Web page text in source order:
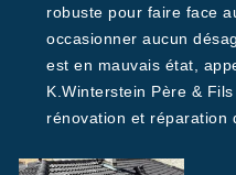
robuste pour faire face
occasionner aucun
est en mauvais état,
K.Winterstein Père &
rénovation et réparation